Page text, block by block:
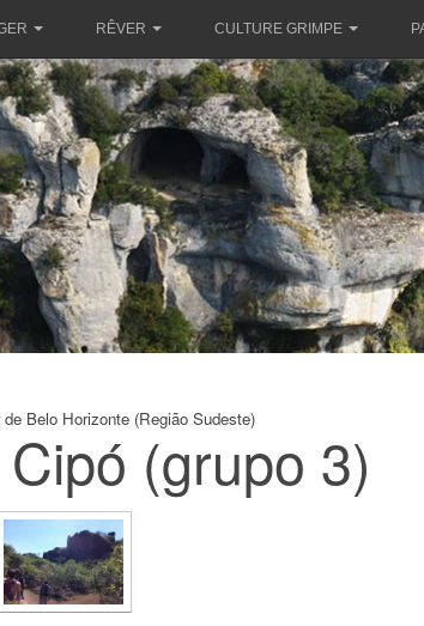
RÊVER CULTURE GRIMPE
Belo Horizonte (Região Sudeste)
(grupo 3)